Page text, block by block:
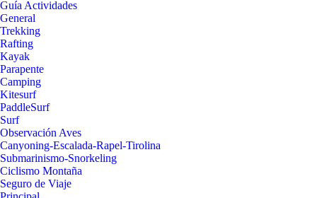
Guía Actividades
General
Trekking
Rafting
Kayak
Parapente
Camping
Kitesurf
PaddleSurf
Surf
Observación Aves
Canyoning-Escalada-Rapel-Tirolina
Submarinismo-Snorkeling
Ciclismo Montaña
Seguro de Viaje